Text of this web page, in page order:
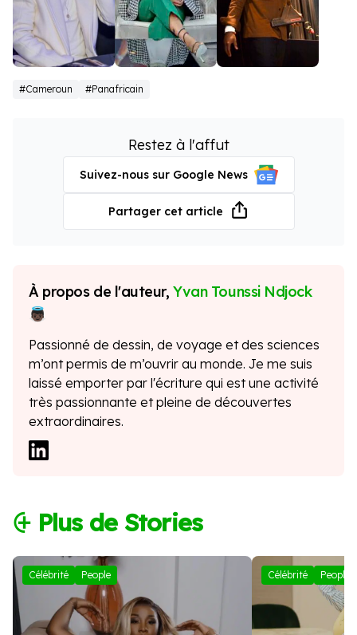
Fally Ipupa
Nathalie
#Cameroun #Panafricain
Restez à l'affut
Suivez-nous sur Google News
Partager cet article
À propos de l'auteur,Yvan Tounssi Ndjock
Passionné de dessin, de voyage et des sciences
m’ont permis de m’ouvrir au monde. Je me suis
laissé emporter par l'écriture qui est une activité
très passionnante et pleine de découvertes
extraordinaires.
⨭ Plus de Stories
Célébrité People Célébrité People